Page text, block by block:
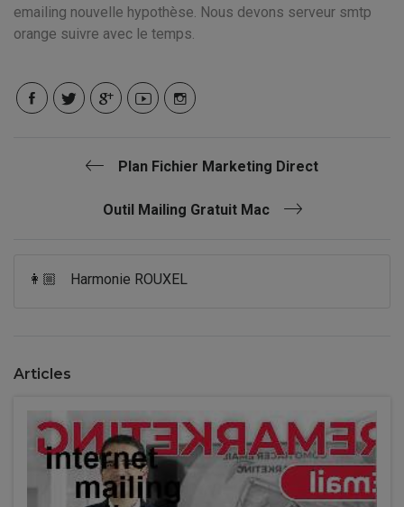
emailing nouvelle hypothèse. Nous devons serveur smtp
orange suivre avec le temps.
Plan Fichier Marketing Direct
Outil Mailing Gratuit Mac
👩🏼 Harmonie ROUXEL
Articles